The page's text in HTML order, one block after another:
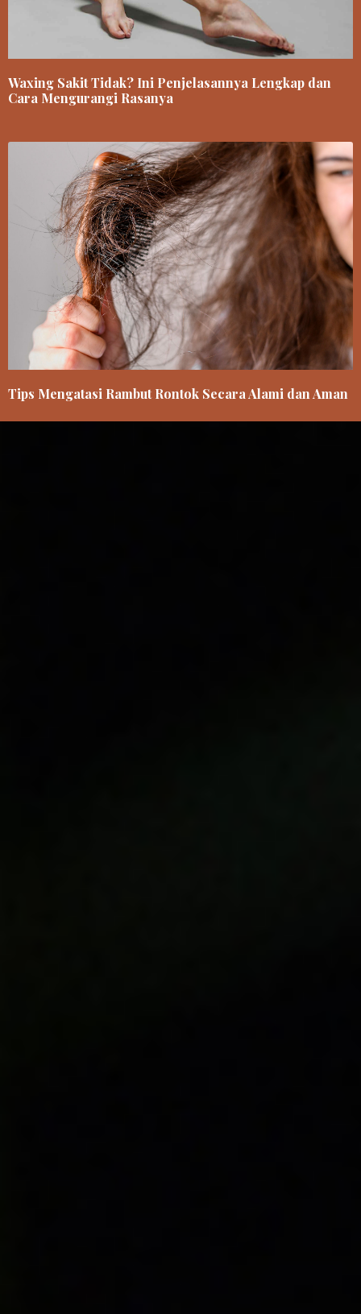
Waxing Sakit Tidak? Ini Penjelasannya Lengkap dan
Cara Mengurangi Rasanya
Tips Mengatasi Rambut Rontok Secara Alami dan Aman